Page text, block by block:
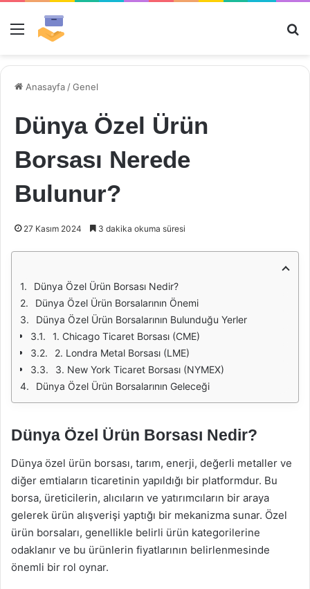
Menü
Anasayfa /Genel
Dünya Özel Ürün
Borsası Nerede
Bulunur?
27 Kasım 2024 3 dakika okuma süresi
Dünya Özel Ürün Borsası Nedir?
Dünya Özel Ürün Borsalarının Önemi
Dünya Özel Ürün Borsalarının Bulunduğu Yerler
1. Chicago Ticaret Borsası (CME)
2. Londra Metal Borsası (LME)
3. New York Ticaret Borsası (NYMEX)
Dünya Özel Ürün Borsalarının Geleceği
Dünya Özel Ürün Borsası Nedir?
Dünya özel ürün borsası, tarım, enerji, değerli metaller ve
diğer emtiaların ticaretinin yapıldığı bir platformdur. Bu
borsa, üreticilerin, alıcıların ve yatırımcıların bir araya
gelerek ürün alışverişi yaptığı bir mekanizma sunar. Özel
ürün borsaları, genellikle belirli ürün kategorilerine
odaklanır ve bu ürünlerin fiyatlarının belirlenmesinde
önemli bir rol oynar.